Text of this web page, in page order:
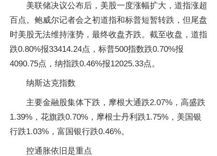
美联储决议公布后，美股一度涨幅扩大，道指涨超
百点。鲍威尔记者会之初道指和标普短暂转跌，但尾盘
时美股无法维持涨势，最终收盘齐跌。截至收盘，道指
跌0.80%报33414.24点，标普500指数跌0.70%报
4090.75点，纳指跌0.46%报12025.33点。
纳斯达克指数
主要金融股集体下跌，摩根大通跌2.07%，高盛跌
1.39%，花旗跌0.70%，摩根士丹利跌1.75%，美国银
行跌1.03%，富国银行跌0.46%。
控通胀依旧是重点